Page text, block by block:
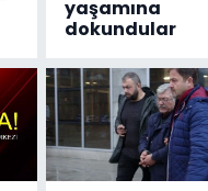
yaşamına
dokundular